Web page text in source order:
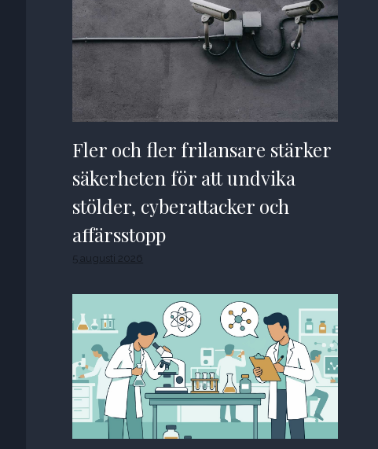
Fler och fler frilansare stärker
säkerheten för att undvika
stölder, cyberattacker och
affärsstopp
5 augusti 2026